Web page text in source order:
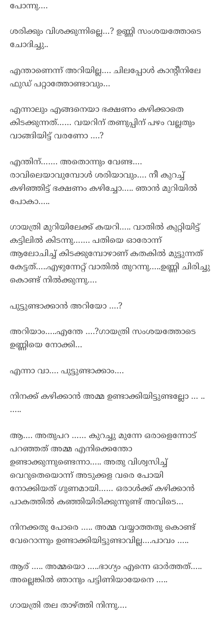
പോന്നു….
ശരിക്കും വിശക്കുന്നില്ലെ…? ഉണ്ണി സംശയത്തോടെ
ചോദിച്ചു..
എന്താണെന്ന് അറിയില്ല…. ചിലപ്പോൾ കാന്റീനിലേ
ഫുഡ് പറ്റാത്തോണ്ടാവും…
എന്നാലും എങ്ങനെയാ ഭക്ഷണം കഴിക്കാതെ
കിടക്കുന്നത്…… വയറിന് തണുപ്പിന് പഴം വല്ലതും
വാങ്ങിയിട്ട് വരണോ ….?
എന്തിന്……. അതൊന്നും വേണ്ട….
രാവിലെയാവുമ്പോൾ ശരിയാവും…. നീ കുറച്ച്
കഴിഞ്ഞിട്ട് ഭക്ഷണം കഴിച്ചോ….. ഞാൻ മുറിയിൽ
പോകാ…..
ഗായത്രി മുറിയിലേക്ക് കയറി….. വാതിൽ കുറ്റിയിട്ട്
കട്ടിലിൽ കിടന്നു……. പതിയെ ഓരോന്ന്
ആലോചിച്ച് കിടക്കുമ്പോഴാണ് കതകിൽ മുട്ടുന്നത്
കേട്ടത്…..എഴുന്നേറ്റ് വാതിൽ തുറന്നു…..ഉണ്ണി ചിരിച്ചു
കൊണ്ട് നിൽക്കുന്നു….
പുട്ടുണ്ടാക്കാൻ അറിയോ ….?
അറിയാം…..എന്തേ ….?ഗായത്രി സംശയത്തോടെ
ഉണ്ണിയെ നോക്കി…
എന്നാ വാ…. പുട്ടുണ്ടാക്കാം….
നിനക്ക് കഴിക്കാൻ അമ്മ ഉണ്ടാക്കിയിട്ടുണ്ടല്ലോ … ..
…..
ആ…. അതുപറ …… കുറച്ചു മുന്നേ ഒരാളെന്നോട്
പറഞ്ഞത് അമ്മ എനിക്കെന്തോ
ഉണ്ടാക്കുന്നുണ്ടെന്നാ….. അതു വിശ്വസിച്ച്
വെറുതെയൊന്ന് അടുക്കള വരെ പോയി
നോക്കിയത് ഗുണമായി…… ഒരാൾക്ക് കഴിക്കാൻ
പാകത്തിൽ കഞ്ഞിയിരിക്കുന്നുണ്ട് അവിടെ…
നിനക്കതു പോരെ ….. അമ്മ വയ്യാത്തതു കൊണ്ട്
വേറൊന്നും ഉണ്ടാക്കിയിട്ടുണ്ടാവില്ല….പാവം …..
ആര് ….. അമ്മയൊ …..ഭാഗ്യം എന്നെ ഓർത്തത്…..
അല്ലെങ്കിൽ ഞാനും പട്ടിണിയായേനെ …..
ഗായത്രി തല താഴ്ത്തി നിന്നു….